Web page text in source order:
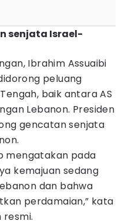
senjata Israel-
Ibrahim Assuaibi
peluang
baik antara AS
Lebanon. Presiden
gencatan senjata
mengatakan pada
kemajuan sedang
dan bahwa
perdamaian,” kata